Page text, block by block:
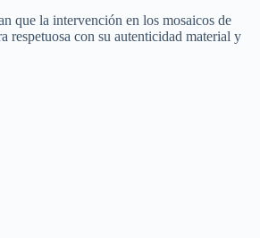
que la intervención en los mosaicos de
respetuosa con su autenticidad material y